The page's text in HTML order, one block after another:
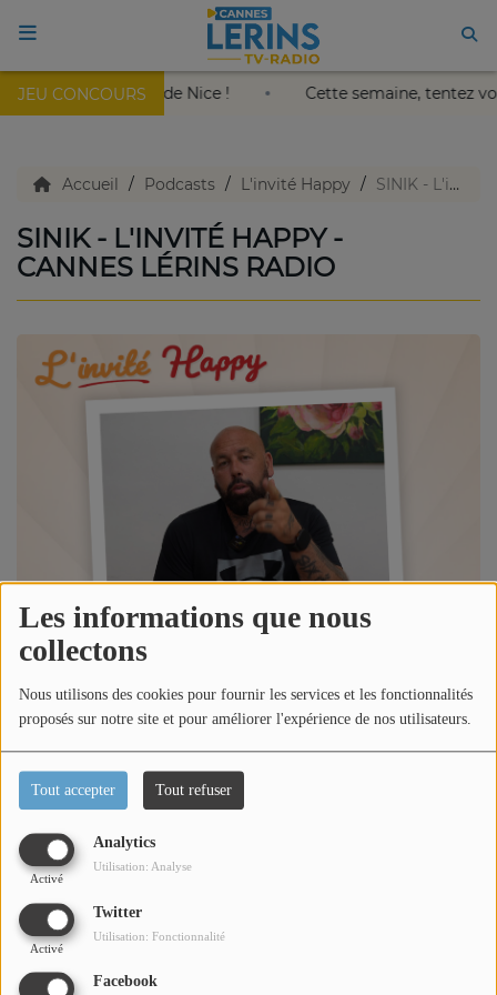
Les informations que nous
collectons
Nous utilisons des cookies pour fournir les services et les fonctionnalités
proposés sur notre site et pour améliorer l'expérience de nos utilisateurs.
Tout accepter Tout refuser
Analytics
Activé
Utilisation: Analyse
Twitter
Activé
Utilisation: Fonctionnalité
Facebook
JEU CONCOURS
au Palais Nikaïa de Nice ! Cette semaine,
TV en direct
Replay TV
Emissions Radio
Contactez-nous
Accueil Podcasts L'invité Happy SINIK - L'invité Happy - Cannes Lérins Radio
SINIK - L'INVITÉ HAPPY -
CANNES LÉRINS RADIO
Dans l'émission happy morning Côte d'Azur, Loric reçoit le
Rappeur SINIK lors de sa venue à la Kemesse Festival de